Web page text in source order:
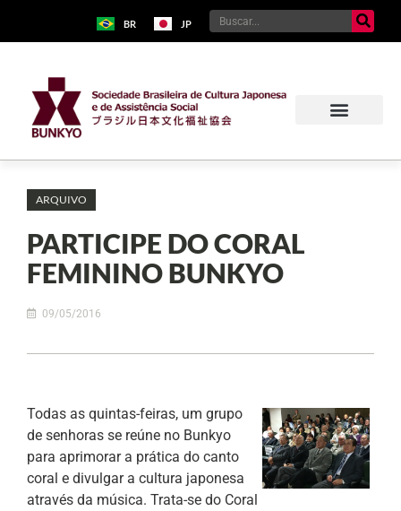
BR JP
ARQUIVO
PARTICIPE DO CORAL
FEMININO BUNKYO
09/05/2016
Todas as quintas-feiras, um grupo
de senhoras se reúne no Bunkyo
para aprimorar a prática do canto
coral e divulgar a cultura japonesa
através da música. Trata-se do Coral